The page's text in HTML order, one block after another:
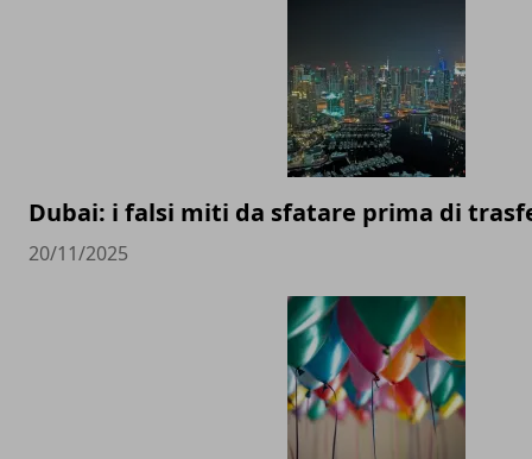
Dubai: i falsi miti da sfatare prima di
20/11/2025